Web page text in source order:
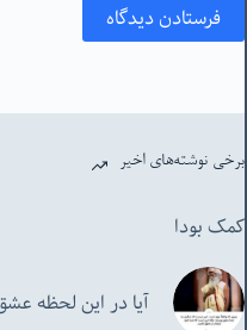
فرستادن دیدگاه
برخی نوشته‌های اخیر
کمک بودا
آیا در این لحظه